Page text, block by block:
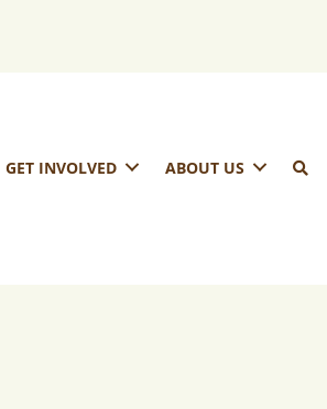
GET INVOLVED ABOUT US